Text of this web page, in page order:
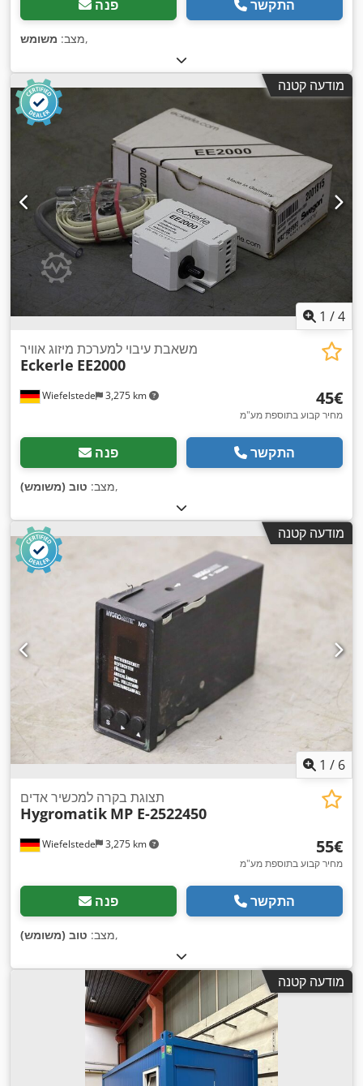
פנה התקשר
מצב: משומש ,
מודעה קטנה
1 /4
Wiefelstede 3,275 km
משאבת עיבוי למערכת מיזוג אוויר
Eckerle EE2000
‏45 ‏€
מחיר קבוע בתוספת מע"מ
פנה התקשר
מצב: טוב (משומש) ,
מודעה קטנה
1 / 6
Wiefelstede 3,275 km
תצוגת בקרה למכשיר אדים
Hygromatik MP E-2522450
‏55 ‏€
מחיר קבוע בתוספת מע"מ
פנה התקשר
מצב: טוב (משומש) ,
מודעה קטנה